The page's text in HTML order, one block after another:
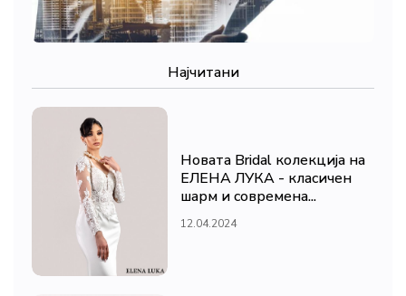
Најчитани
Новата Bridal колекција на
ЕЛЕНА ЛУКА - класичен
шарм и современа...
12.04.2024